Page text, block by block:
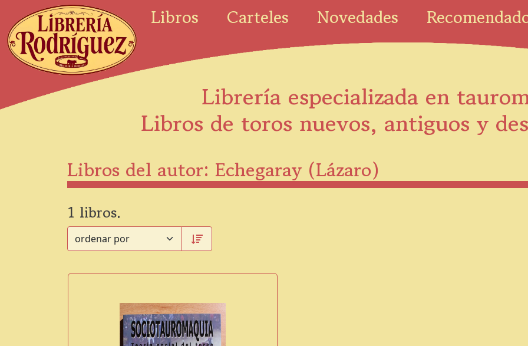
Libros Carteles Novedades
Librería especializada en
Libros de toros nuevos, antiguos y
Libros del autor: Echegaray (Lázaro)
1 libros.